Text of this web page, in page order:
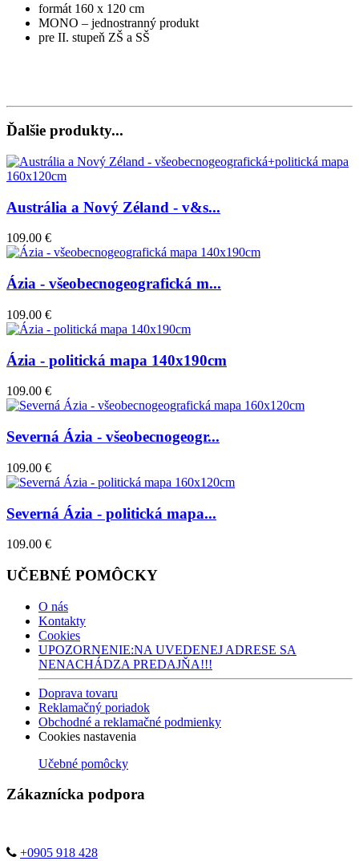
formát 160 x 120 cm
MONO – jednostranný produkt
pre II. stupeň ZŠ a SŠ
Ďalšie produkty...
Austrália a Nový Zéland - v&s...
109.00 €
Ázia - všeobecnogeografická m...
109.00 €
Ázia - politická mapa 140x190cm
109.00 €
Severná Ázia - všeobecnogeogr...
109.00 €
Severná Ázia - politická mapa...
109.00 €
UČEBNÉ POMÔCKY
O nás
Kontakty
Cookies
UPOZORNENIE:NA UVEDENEJ ADRESE SA
NENACHÁDZA PREDAJŇA!!!
Doprava tovaru
Reklamačný poriadok
Obchodné a reklamačné podmienky
Cookies nastavenia
Učebné pomôcky
Zákaznícka podpora
+0905 918 428